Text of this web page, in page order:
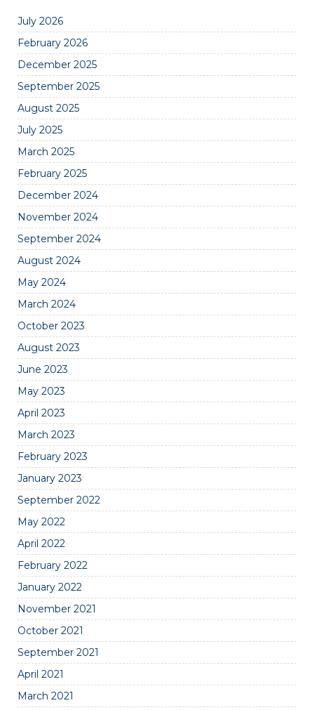
July 2026
February 2026
December 2025
September 2025
August 2025
July 2025
March 2025
February 2025
December 2024
November 2024
September 2024
August 2024
May 2024
March 2024
October 2023
August 2023
June 2023
May 2023
April 2023
March 2023
February 2023
January 2023
September 2022
May 2022
April 2022
February 2022
January 2022
November 2021
October 2021
September 2021
April 2021
March 2021